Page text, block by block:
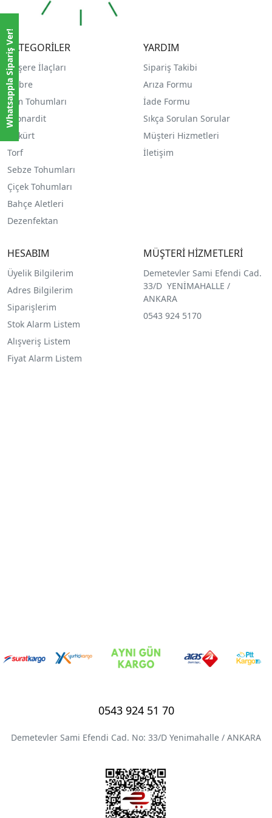
KATEGORİLER
Haşere İlaçları
Gübre
Çim Tohumları
Leonardit
Kükürt
Torf
Sebze Tohumları
Çiçek Tohumları
Bahçe Aletleri
Dezenfektan
YARDIM
Sipariş Takibi
Arıza Formu
İade Formu
Sıkça Sorulan Sorular
Müşteri Hizmetleri
İletişim
HESABIM
Üyelik Bilgilerim
Adres Bilgilerim
Siparişlerim
Stok Alarm Listem
Alışveriş Listem
Fiyat Alarm Listem
MÜŞTERİ HİZMETLERİ
Demetevler Sami Efendi Cad.
33/D YENİMAHALLE /
ANKARA
0543 924 5170
0543 924 51 70
Demetevler Sami Efendi Cad. No: 33/D Yenimahalle / ANKARA
Whatsappla Sipariş Ver!